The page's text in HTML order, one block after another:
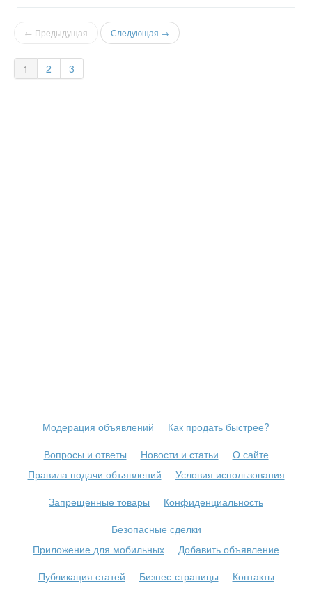
← Предыдущая Следующая →
1 2 3
Модерация объявлений
Как продать быстрее?
Вопросы и ответы
Новости и статьи
О сайте
Правила подачи объявлений
Условия использования
Запрещенные товары
Конфиденциальность
Безопасные сделки
Приложение для мобильных
Добавить объявление
Публикация статей
Бизнес-страницы Контакты